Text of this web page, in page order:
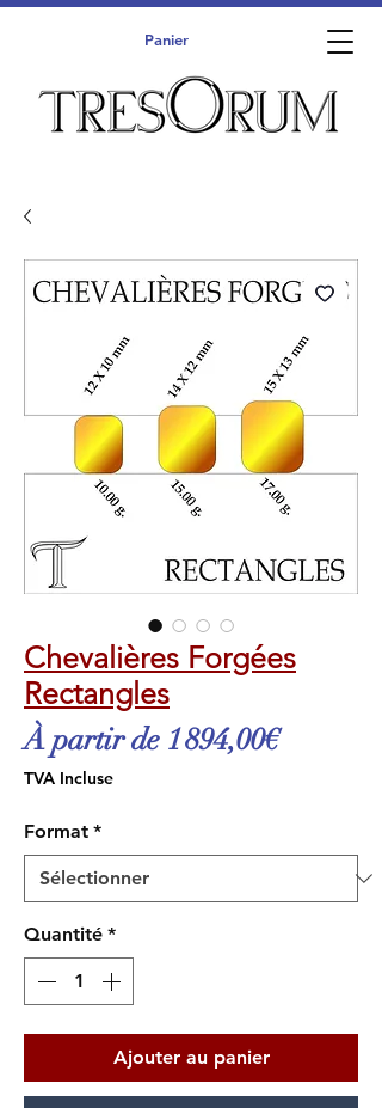
Panier
Chevalières Forgées
Rectangles
À partir de 1 894,00€Prix
TVA Incluse
Format *
Quantité *
Ajouter au panier